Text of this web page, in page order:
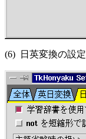
(6) 日英変換の設定